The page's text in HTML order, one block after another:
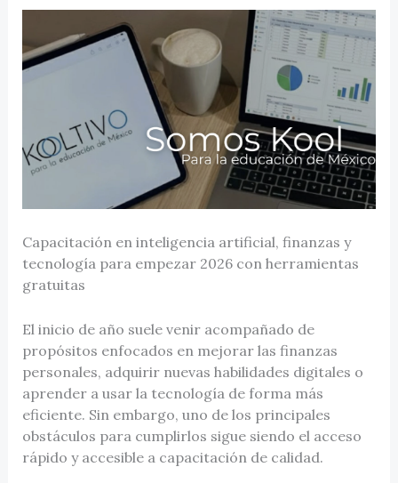
Capacitación en inteligencia artificial, finanzas y
tecnología para empezar 2026 con herramientas
gratuitas
El inicio de año suele venir acompañado de
propósitos enfocados en mejorar las finanzas
personales, adquirir nuevas habilidades digitales o
aprender a usar la tecnología de forma más
eficiente. Sin embargo, uno de los principales
obstáculos para cumplirlos sigue siendo el acceso
rápido y accesible a capacitación de calidad.